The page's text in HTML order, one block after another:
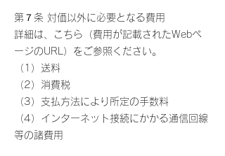
第７条 対価以外に必要となる費用
詳細は、こちら（費用が記載されたWebペ
ージのURL）をご参照ください。
（1）送料
（2）消費税
（3）支払方法により所定の手数料
（4）インターネット接続にかかる通信回線
等の諸費用